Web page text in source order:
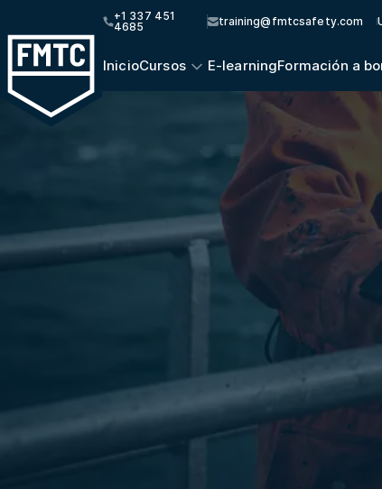
+1 337 451
4685
training@fmtcsafety.com
InicioCursos E-learningFormación a